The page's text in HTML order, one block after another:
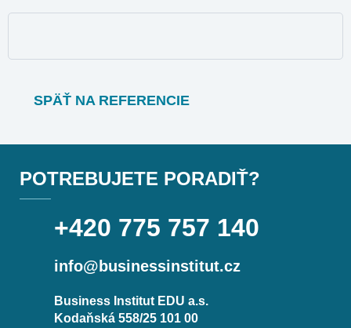
SPÄŤ NA REFERENCIE
POTREBUJETE PORADIŤ?
+420 775 757 140
info@businessinstitut.cz
Business Institut EDU a.s.
Kodaňská 558/25 101 00